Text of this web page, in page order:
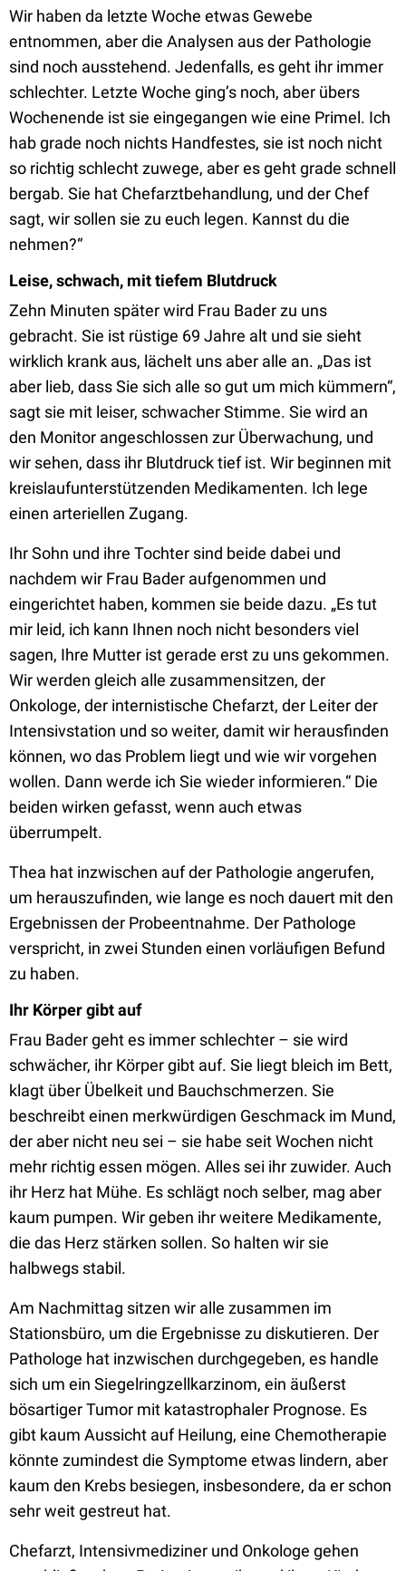
Wir haben da letzte Woche etwas Gewebe
entnommen, aber die Analysen aus der Pathologie
sind noch ausstehend. Jedenfalls, es geht ihr immer
schlechter. Letzte Woche ging’s noch, aber übers
Wochenende ist sie eingegangen wie eine Primel. Ich
hab grade noch nichts Handfestes, sie ist noch nicht
so richtig schlecht zuwege, aber es geht grade schnell
bergab. Sie hat Chefarztbehandlung, und der Chef
sagt, wir sollen sie zu euch legen. Kannst du die
nehmen?“
Leise, schwach, mit tiefem Blutdruck
Zehn Minuten später wird Frau Bader zu uns
gebracht. Sie ist rüstige 69 Jahre alt und sie sieht
wirklich krank aus, lächelt uns aber alle an. „Das ist
aber lieb, dass Sie sich alle so gut um mich kümmern“,
sagt sie mit leiser, schwacher Stimme. Sie wird an
den Monitor angeschlossen zur Überwachung, und
wir sehen, dass ihr Blutdruck tief ist. Wir beginnen mit
kreislaufunterstützenden Medikamenten. Ich lege
einen arteriellen Zugang.
Ihr Sohn und ihre Tochter sind beide dabei und
nachdem wir Frau Bader aufgenommen und
eingerichtet haben, kommen sie beide dazu. „Es tut
mir leid, ich kann Ihnen noch nicht besonders viel
sagen, Ihre Mutter ist gerade erst zu uns gekommen.
Wir werden gleich alle zusammensitzen, der
Onkologe, der internistische Chefarzt, der Leiter der
Intensivstation und so weiter, damit wir herausfinden
können, wo das Problem liegt und wie wir vorgehen
wollen. Dann werde ich Sie wieder informieren.“ Die
beiden wirken gefasst, wenn auch etwas
überrumpelt.
Thea hat inzwischen auf der Pathologie angerufen,
um herauszufinden, wie lange es noch dauert mit den
Ergebnissen der Probeentnahme. Der Pathologe
verspricht, in zwei Stunden einen vorläufigen Befund
zu haben.
Ihr Körper gibt auf
Frau Bader geht es immer schlechter – sie wird
schwächer, ihr Körper gibt auf. Sie liegt bleich im Bett,
klagt über Übelkeit und Bauchschmerzen. Sie
beschreibt einen merkwürdigen Geschmack im Mund,
der aber nicht neu sei – sie habe seit Wochen nicht
mehr richtig essen mögen. Alles sei ihr zuwider. Auch
ihr Herz hat Mühe. Es schlägt noch selber, mag aber
kaum pumpen. Wir geben ihr weitere Medikamente,
die das Herz stärken sollen. So halten wir sie
halbwegs stabil.
Am Nachmittag sitzen wir alle zusammen im
Stationsbüro, um die Ergebnisse zu diskutieren. Der
Pathologe hat inzwischen durchgegeben, es handle
sich um ein Siegelringzellkarzinom, ein äußerst
bösartiger Tumor mit katastrophaler Prognose. Es
gibt kaum Aussicht auf Heilung, eine Chemotherapie
könnte zumindest die Symptome etwas lindern, aber
kaum den Krebs besiegen, insbesondere, da er schon
sehr weit gestreut hat.
Chefarzt, Intensivmediziner und Onkologe gehen